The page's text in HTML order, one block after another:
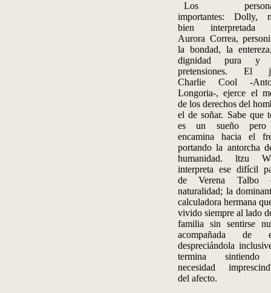
Los
importantes: Dolly,
bien interpretada
Aurora Correa,
la bondad, la
dignidad pura y
pretensiones. El
Charlie Cool -
Longoria-, ejerce el
de los derechos del
el de soñar. Sabe que
es un sueño pero
encamina hacia el
portando la antorcha
humanidad. ltzu
interpreta ese difícil
de Verena Talbo
naturalidad; la
calculadora hermana
vivido siempre al lado
familia sin sentirse
acompañada de
despreciándola
termina
necesidad
del afecto.